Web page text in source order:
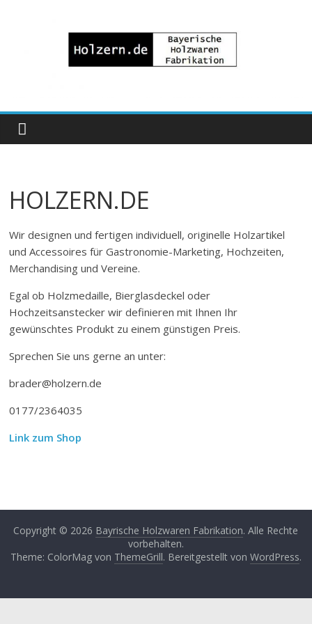
Bayrische
Holzwaren
Fabrikation
HOLZERN.DE
Wir designen und fertigen individuell, originelle Holzartikel
und Accessoires für Gastronomie-Marketing, Hochzeiten,
Merchandising und Vereine.
Egal ob Holzmedaille, Bierglasdeckel oder
Hochzeitsanstecker wir definieren mit Ihnen Ihr
gewünschtes Produkt zu einem günstigen Preis.
Sprechen Sie uns gerne an unter:
brader@holzern.de
0177/2364035
Link zum Shop
Copyright © 2026 Bayrische Holzwaren Fabrikation. Alle Rechte
vorbehalten.
Theme: ColorMag von ThemeGrill. Bereitgestellt von WordPress.